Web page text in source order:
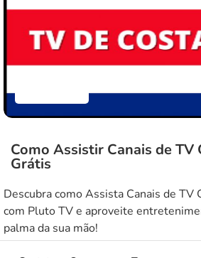
Como Assistir Canais de TV
Grátis
Descubra como Assista Canais de TV
com Pluto TV e aproveite
palma da sua mão!